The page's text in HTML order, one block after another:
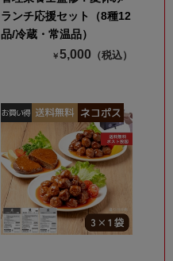
ランチ応援セット（8種12
品/冷蔵・常温品）
￥5,000 （税込）